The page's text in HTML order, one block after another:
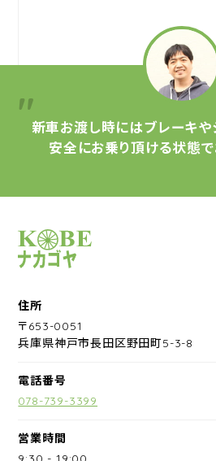
新車お渡し時にはブレーキや
安全にお乗り頂ける状態で
サイクルショップナカゴヤ
住所
〒653-0051
兵庫県神戸市長田区野田町5-3-8
電話番号
078-739-3399
営業時間